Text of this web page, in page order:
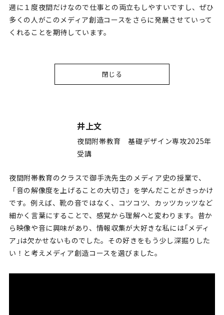
週に１度夜間だけなので仕事との両立もしやすいですし、ぜひ
多くの人がこのメディア創造コースをさらに発展させていって
くれることを期待しています。
閉じる
井上文
夜間附帯教育 基礎デザイン専攻2025年
受講
夜間附帯教育のクラスで御手洗先生のメディア史の授業で、
「音の解像度を上げることの大切さ」を学んだことがきっかけ
です。例えば、靴の音ではなく、コツコツ、カッツカッツなど
細かく言葉にすることで、感覚から理解へと変わります。昔か
ら映像や音に興味があり、情報収集が大好きな私には｢メディ
ア｣は欠かせないものでした。その好きをもう少し深掘りした
い！と考えメディア創造コースを選びました。